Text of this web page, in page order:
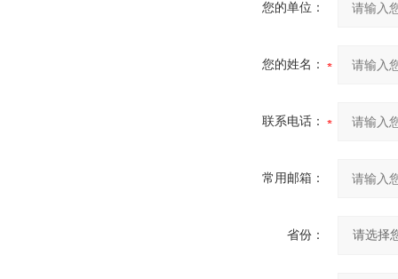
您的单位：
您的姓名：
联系电话：
常用邮箱：
省份：